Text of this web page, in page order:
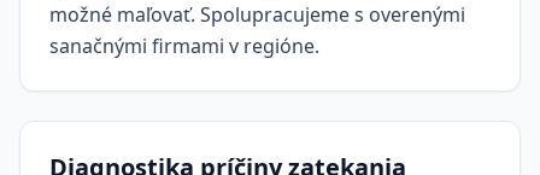
možné maľovať. Spolupracujeme s overenými
sanačnými firmami v regióne.
Diagnostika príčiny zatekania